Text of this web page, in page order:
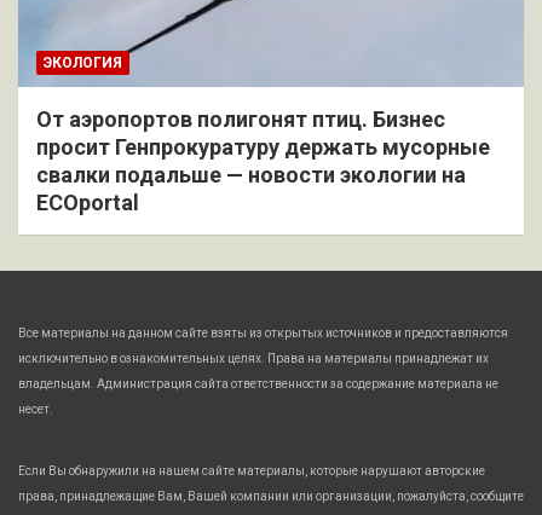
ЭКОЛОГИЯ
От аэропортов полигонят птиц. Бизнес
просит Генпрокуратуру держать мусорные
свалки подальше — новости экологии на
ECOportal
Все материалы на данном сайте взяты из открытых источников и предоставляются
исключительно в ознакомительных целях. Права на материалы принадлежат их
владельцам. Администрация сайта ответственности за содержание материала не
несет.
Если Вы обнаружили на нашем сайте материалы, которые нарушают авторские
права, принадлежащие Вам, Вашей компании или организации, пожалуйста, сообщите